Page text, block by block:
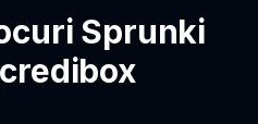
Sprunki